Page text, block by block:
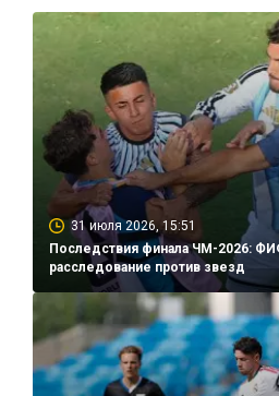
31 июля 2026, 15:51
Последствия финала ЧМ-2026:
расследование против звезд